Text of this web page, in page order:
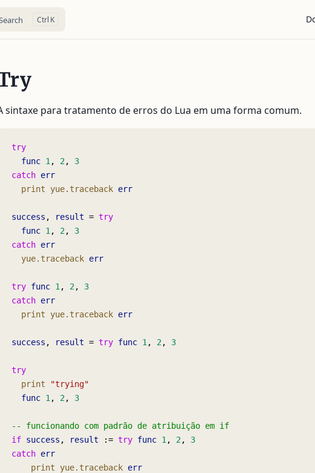
K
sintaxe para tratamento de erros do Lua em uma forma comum.
try
  func
1 , 2, 3
catch err
  print
yue.traceback err
success , result = try
  func
1 , 2, 3
catch err
  yue.traceback
err
try func 1 , 2, 3
catch err
  print
yue.traceback err
success , result = try func 1 , 2, 3
try
  print
"trying"
  func
1 , 2, 3
-- funcionando com padrão de atribuição em if
if success , result := try func 1 , 2, 3
catch err
    print
yue.traceback err